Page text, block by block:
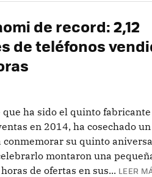
de record: 2,12
de teléfonos
que ha sido el quinto
en 2014, ha cosechado
conmemorar su quinto
montaron una
de ofertas en sus... LEER